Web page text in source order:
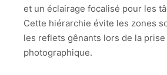
et un éclairage focalisé pour les
Cette hiérarchie évite les zones
les reflets gênants lors de la prise
photographique.